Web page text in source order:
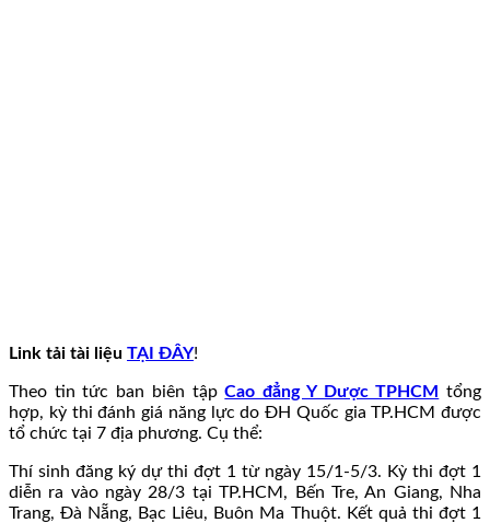
Link tải tài liệu TẠI ĐÂY!
Theo tin tức ban biên tậpCao đẳng Y Dược TPHCM
tổng
hợp, kỳ thi đánh giá năng lực do ĐH Quốc gia TP.HCM được
tổ chức tại 7 địa phương. Cụ thể:
Thí sinh đăng ký dự thi đợt 1 từ ngày 15/1-5/3. Kỳ thi đợt 1
diễn ra vào ngày 28/3 tại TP.HCM, Bến Tre, An Giang, Nha
Trang, Đà Nẵng, Bạc Liêu, Buôn Ma Thuột. Kết quả thi đợt 1